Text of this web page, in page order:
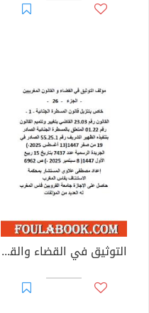
التوثيق في القضاء والقانون المغربيين - الجزء السادس والعشرون